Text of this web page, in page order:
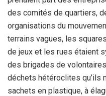
des comités de quartiers,
organisations du
terrains vagues, les
de jeux et les rues étaient
des brigades de
déchets hétéroclites qu’ils
sachets en plastique, à